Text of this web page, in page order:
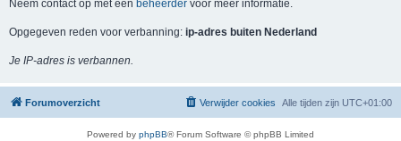
Neem contact op met een beheerder voor meer informatie.
Opgegeven reden voor verbanning: ip-adres buiten Nederland
Je IP-adres is verbannen.
Forumoverzicht Alle tijden zijn UTC+01:00
Verwijder cookies
Powered by phpBB® Forum Software © phpBB Limited